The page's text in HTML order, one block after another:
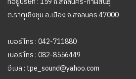
ต.ธาตุเชิงชุม อ.เมือง จ.สกลนคร 47000
เบอร์โทร :042-711880
เบอร์โทร :082-8556449
อีเมล : tpe_sound@yahoo.com